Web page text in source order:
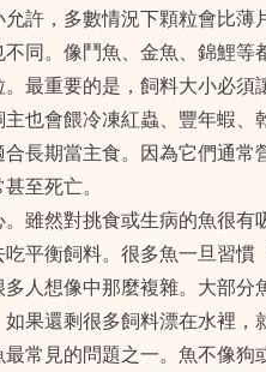
許，多數情況下顆粒會比薄
同。像鬥魚、金魚、錦鯉
最重要的是，飼料大小必須
也會餵冷凍紅蟲、豐年蝦
長期當主食。因為它們通
至死亡。
雖然對挑食或生病的魚很
平衡飼料。很多魚一旦習慣
人想像中那麼複雜。大部
果還剩很多飼料漂在水裡，
常見的問題之一。魚不像